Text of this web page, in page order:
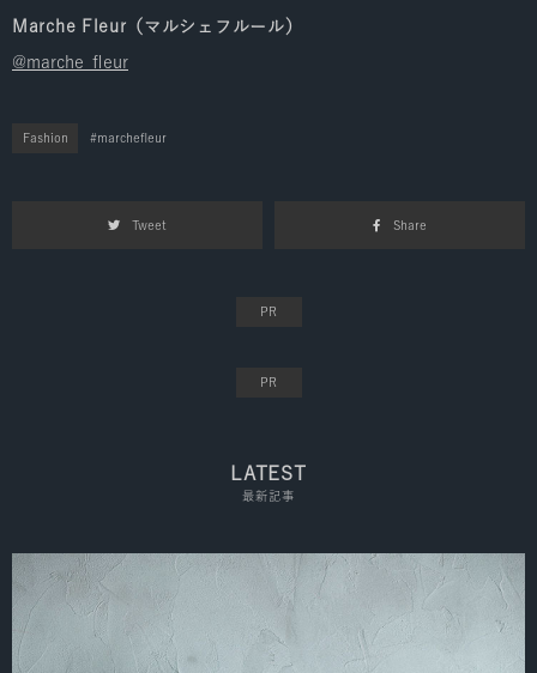
Marche Fleur（マルシェフルール）
@marche_fleur
Fashion marchefleur
Tweet Share
LATEST
最新記事